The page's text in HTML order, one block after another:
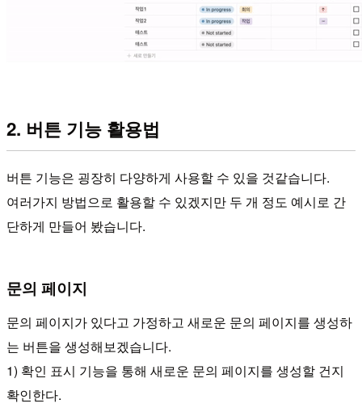
2. 버튼 기능 활용법
버튼 기능은 굉장히 다양하게 사용할 수 있을 것같습니다.
여러가지 방법으로 활용할 수 있겠지만 두 개 정도 예시로 간
단하게 만들어 봤습니다.
문의 페이지
문의 페이지가 있다고 가정하고 새로운 문의 페이지를 생성하
는 버튼을 생성해보겠습니다.
1) 확인 표시 기능을 통해 새로운 문의 페이지를 생성할 건지
확인한다.